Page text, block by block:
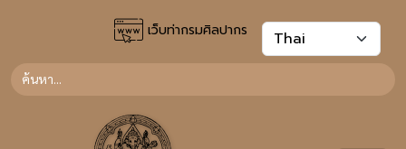
เว็บท่ากรมศิลปากร